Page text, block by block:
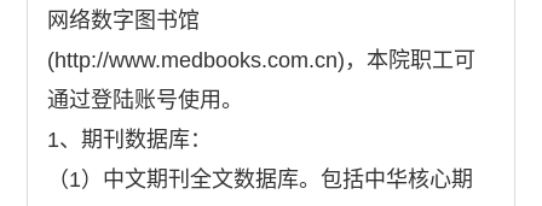
网络数字图书馆
(http://www.medbooks.com.cn)，本院职工可
通过登陆账号使用。
1、期刊数据库：
（1）中文期刊全文数据库。包括中华核心期